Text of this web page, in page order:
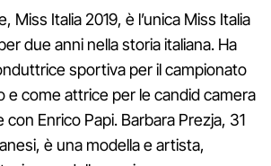
Miss Italia 2019, è l’unica Miss Italia
due anni nella storia italiana. Ha
sportiva per il campionato
e come attrice per le candid camera
con Enrico Papi. Barbara Prezja, 31
è una modella e artista,